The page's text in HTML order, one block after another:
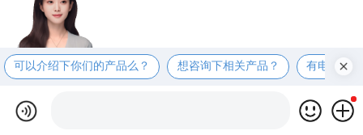
可以介绍下你们的产品么？ 想咨询下相关产品？ 有电话联